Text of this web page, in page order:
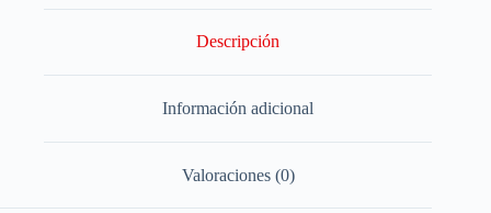
Descripción
Información adicional
Valoraciones (0)